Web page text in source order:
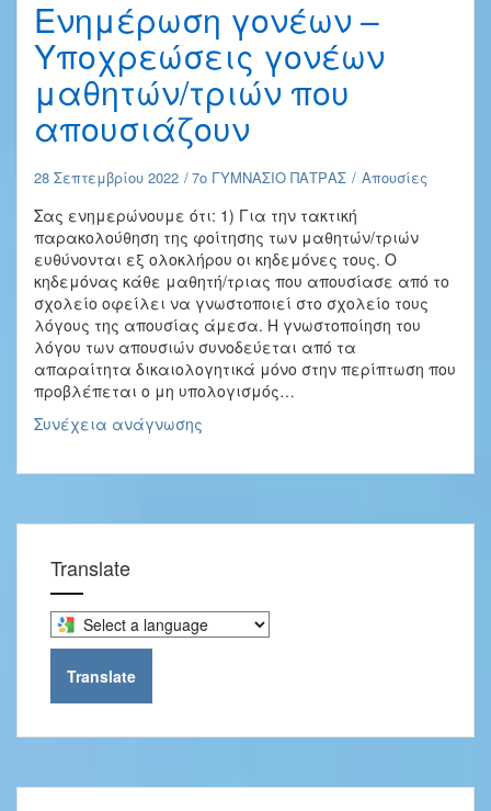
Ενημέρωση γονέων –
Υποχρεώσεις γονέων
μαθητών/τριών που
απουσιάζουν
28 Σεπτεμβρίου 2022 7ο ΓΥΜΝΑΣΙΟ ΠΑΤΡΑΣ Απουσίες
Σας ενημερώνουμε ότι: 1) Για την τακτική
παρακολούθηση της φοίτησης των μαθητών/τριών
ευθύνονται εξ ολοκλήρου οι κηδεμόνες τους. Ο
κηδεμόνας κάθε μαθητή/τριας που απουσίασε από το
σχολείο οφείλει να γνωστοποιεί στο σχολείο τους
λόγους της απουσίας άμεσα. Η γνωστοποίηση του
λόγου των απουσιών συνοδεύεται από τα
απαραίτητα δικαιολογητικά μόνο στην περίπτωση που
προβλέπεται ο μη υπολογισμός…
Συνέχεια ανάγνωσης
Translate
Select
a
language
translate
this
Translate